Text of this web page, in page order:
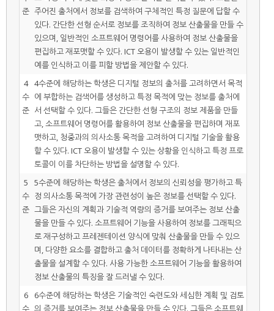
준 주어진 출처에서 정보를 검색하여 구체적인 특정 질문에 답할 수
있다. 간단한 선형 순서로 정보를 조직하여 정보 산출물을 만들 수
있으며, 일반적인 소프트웨어 명령어를 사용하여 정보 산출물을
편집하고 재포맷할 수 있다. ICT 오용이 발생할 수 있는 일반적인
예를 인식하고 이를 피할 방법을 제안할 수 있다.
4
수
준
4수준에 해당하는 학생은 디지털 정보의 출처를 고려하면서 목적
에 부합하는 검색어를 생성하고 특정 목적에 맞는 정보를 출처에
서 선택할 수 있다. 그들은 간단한 선형 구조의 정보 제품을 만들
고, 소프트웨어 명령어를 활용하여 정보 산출물을 편집하며 재포
맷하고, 청중과의 의사소통 목적을 고려하여 디지털 기술을 활용
할 수 있다. ICT 오용이 발생할 수 있는 상황을 인식하고 특정 프로
토콜이 이를 차단하는 방법을 설명할 수 있다.
5
수
준
5수준에 해당하는 학생은 출처에서 정보의 신뢰성을 평가하고 특
정 의사소통 목적에 가장 관련성이 높은 정보를 선택할 수 있다.
그들은 자신의 계획과 기술적 역량의 증거를 보여주는 정보 산출
물을 만들 수 있다. 소프트웨어 기능을 사용하여 정보를 그래픽으
로 재구성하고 프레젠테이션 양식에 맞춰 산출물을 만들 수 있으
며, 다양한 요소를 결합하고 출처 데이터를 정확하게 나타내는 산
출물을 설계할 수 있다. 사용 가능한 소프트웨어 기능을 활용하여
정보 산출물의 특징을 잘 드러낼 수 있다.
6
수
6수준에 해당하는 학생은 기술적인 숙련도와 세심한 계획 및 검토
의 증거를 보여주는 정보 산출물을 만들 수 있다. 그들은 소프트웨